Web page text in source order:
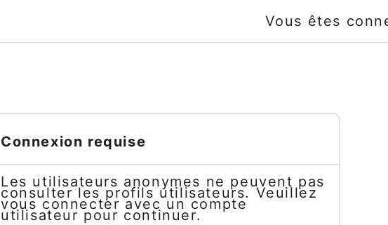
Vous êtes
Connexion requise
Les utilisateurs anonymes ne peuvent pas
consulter les profils utilisateurs. Veuillez
vous connecter avec un compte
utilisateur pour continuer.